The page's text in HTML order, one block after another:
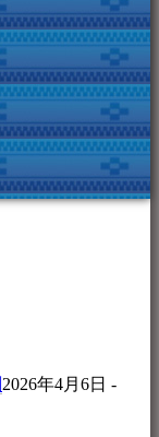
2026年4月6日 -